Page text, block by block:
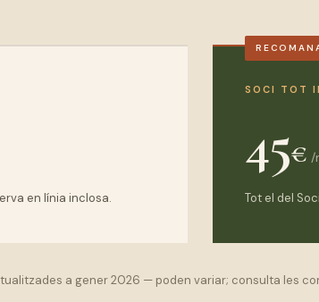
en línia inclosa.
SOCI TOT
45€ /
Tot el del
a gener 2026 — poden variar; consulta les